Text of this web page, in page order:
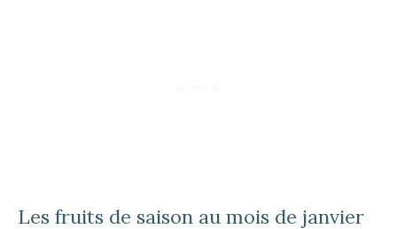
Les fruits de saison au mois de janvier